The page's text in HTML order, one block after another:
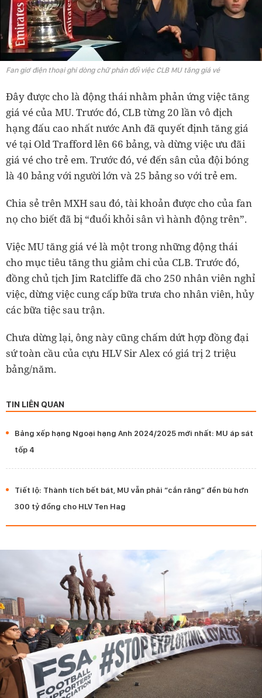
Fan giơ điện thoại ghi dòng chữ phản đối việc CLB MU tăng giá vé
Đây được cho là động thái nhằm phản ứng việc tăng
giá vé của MU. Trước đó, CLB từng 20 lần vô địch
hạng đấu cao nhất nước Anh đã quyết định tăng giá
vé tại Old Trafford lên 66 bảng, và dừng việc ưu đãi
giá vé cho trẻ em. Trước đó, vé đến sân của đội bóng
là 40 bảng với người lớn và 25 bảng so với trẻ em.
Chia sẻ trên MXH sau đó, tài khoản được cho của fan
nọ cho biết đã bị “đuổi khỏi sân vì hành động trên”.
Việc MU tăng giá vé là một trong những động thái
cho mục tiêu tăng thu giảm chi của CLB. Trước đó,
đồng chủ tịch Jim Ratcliffe đã cho 250 nhân viên nghỉ
việc, dừng việc cung cấp bữa trưa cho nhân viên, hủy
các bữa tiệc sau trận.
Chưa dừng lại, ông này cũng chấm dứt hợp đồng đại
sứ toàn cầu của cựu HLV Sir Alex có giá trị 2 triệu
bảng/năm.
TIN LIÊN QUAN
Bảng xếp hạng Ngoại hạng Anh 2024/2025 mới nhất: MU áp sát
tốp 4
Tiết lộ: Thành tích bết bát, MU vẫn phải “cắn răng” đền bù hơn
300 tỷ đồng cho HLV Ten Hag